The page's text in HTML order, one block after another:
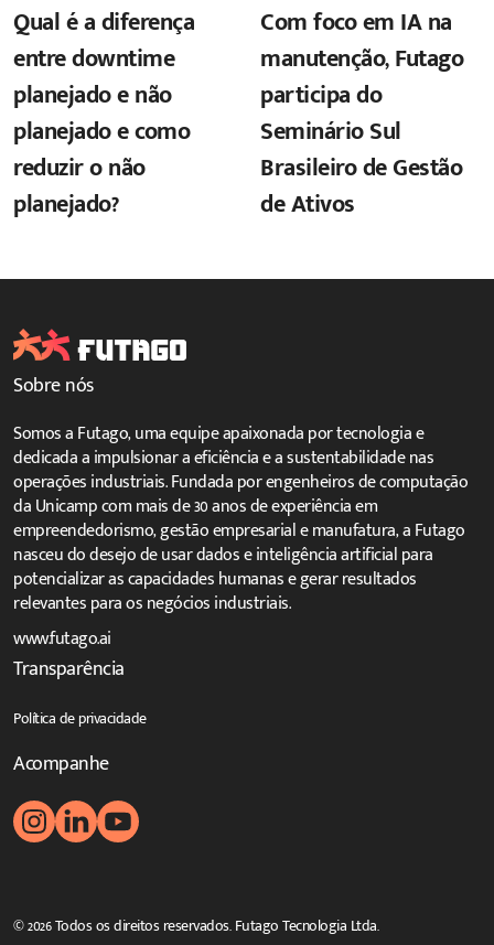
Qual é a diferença
entre downtime
planejado e não
planejado e como
reduzir o não
planejado?
Com foco em IA na
manutenção, Futago
participa do
Seminário Sul
Brasileiro de Gestão
de Ativos
Sobre nós
Somos a Futago, uma equipe apaixonada por tecnologia e
dedicada a impulsionar a eficiência e a sustentabilidade nas
operações industriais. Fundada por engenheiros de computação
da Unicamp com mais de 30 anos de experiência em
empreendedorismo, gestão empresarial e manufatura, a Futago
nasceu do desejo de usar dados e inteligência artificial para
potencializar as capacidades humanas e gerar resultados
relevantes para os negócios industriais.
www.futago.ai
Transparência
Política de privacidade
Acompanhe
© 2026 Todos os direitos reservados. Futago Tecnologia Ltda.